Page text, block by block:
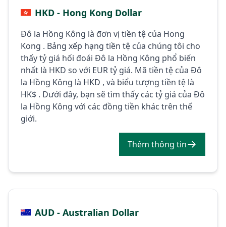
HKD - Hong Kong Dollar
Đô la Hồng Kông là đơn vị tiền tệ của Hong
Kong . Bảng xếp hạng tiền tệ của chúng tôi cho
thấy tỷ giá hối đoái Đô la Hồng Kông phổ biến
nhất là HKD so với EUR tỷ giá. Mã tiền tệ của Đô
la Hồng Kông là HKD , và biểu tượng tiền tệ là
HK$ . Dưới đây, bạn sẽ tìm thấy các tỷ giá của Đô
la Hồng Kông với các đồng tiền khác trên thế
giới.
Thêm thông tin
AUD - Australian Dollar